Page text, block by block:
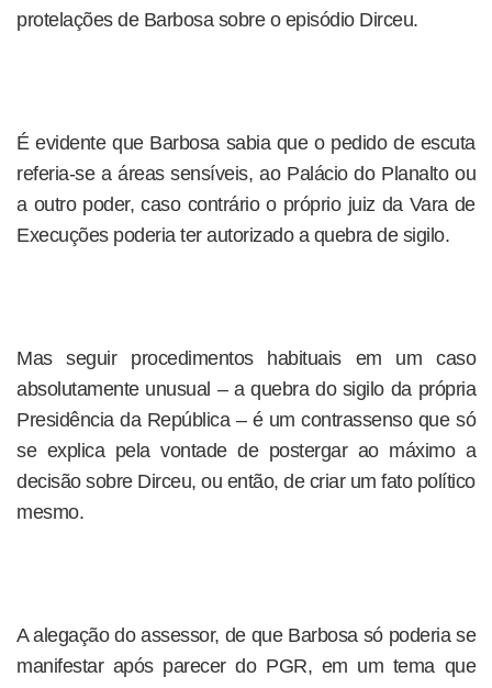
protelações de Barbosa sobre o episódio Dirceu.
É evidente que Barbosa sabia que o pedido de escuta
referia-se a áreas sensíveis, ao Palácio do Planalto ou
a outro poder, caso contrário o próprio juiz da Vara de
Execuções poderia ter autorizado a quebra de sigilo.
Mas seguir procedimentos habituais em um caso
absolutamente unusual – a quebra do sigilo da própria
Presidência da República – é um contrassenso que só
se explica pela vontade de postergar ao máximo a
decisão sobre Dirceu, ou então, de criar um fato político
mesmo.
A alegação do assessor, de que Barbosa só poderia se
manifestar após parecer do PGR, em um tema que